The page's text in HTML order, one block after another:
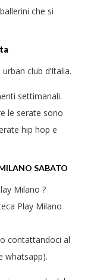
che si
club d’Italia.
settimanali.
le serate sono
hip hop e
SABATO
Milano ?
Play Milano
contattandoci al
whatsapp).